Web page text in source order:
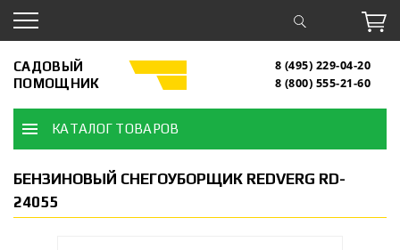
САДОВЫЙ
ПОМОЩНИК
8 (495) 229-04-20
8 (800) 555-21-60
КАТАЛОГ ТОВАРОВ
БЕНЗИНОВЫЙ СНЕГОУБОРЩИК REDVERG RD-
24055